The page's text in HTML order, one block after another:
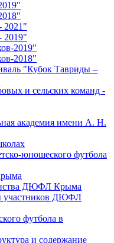
2021"
2019"
2019"
2018"
"Кубок Тавриды –
и сельских команд -
академия имени А. Н.
юношеского футбола
ДЮФЛ Крыма
участников ДЮФЛ
футбола в
и содержание